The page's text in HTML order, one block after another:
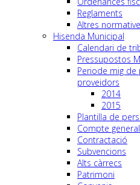
Reglaments
Altres
Hisenda Municipal
Calendari de
Pressupostos
Periode mig de
proveidors
2014
2015
Plantilla de
Compte general
Contractació
Subvencions
Alts càrrecs
Patrimoni